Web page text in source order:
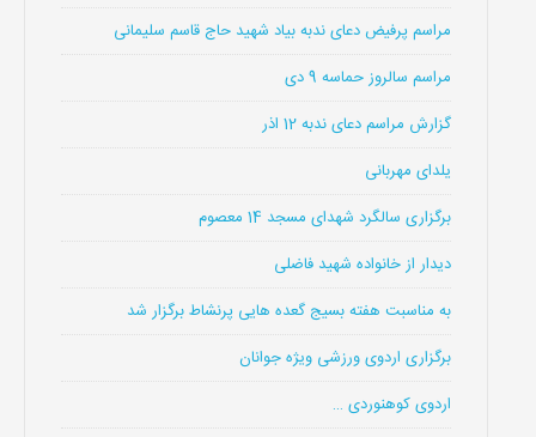
مراسم پرفیض دعای ندبه بیاد شهید حاج قاسم سلیمانی
مراسم سالروز حماسه 9 دی
گزارش مراسم دعای ندبه 12 اذر
یلدای مهربانی
برگزاری سالگرد شهدای مسجد 14 معصوم
دیدار از خانواده شهید فاضلی
به مناسبت هفته بسیج گعده هایی پرنشاط برگزار شد
برگزاری اردوی ورزشی ویژه جوانان
اردوی کوهنوردی …